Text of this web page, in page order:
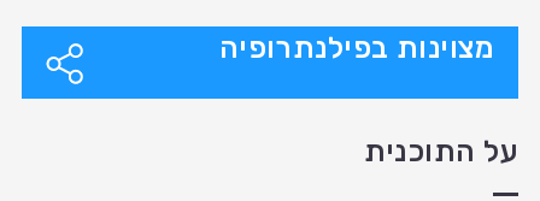
מצוינות בפילנתרופיה
על התוכנית